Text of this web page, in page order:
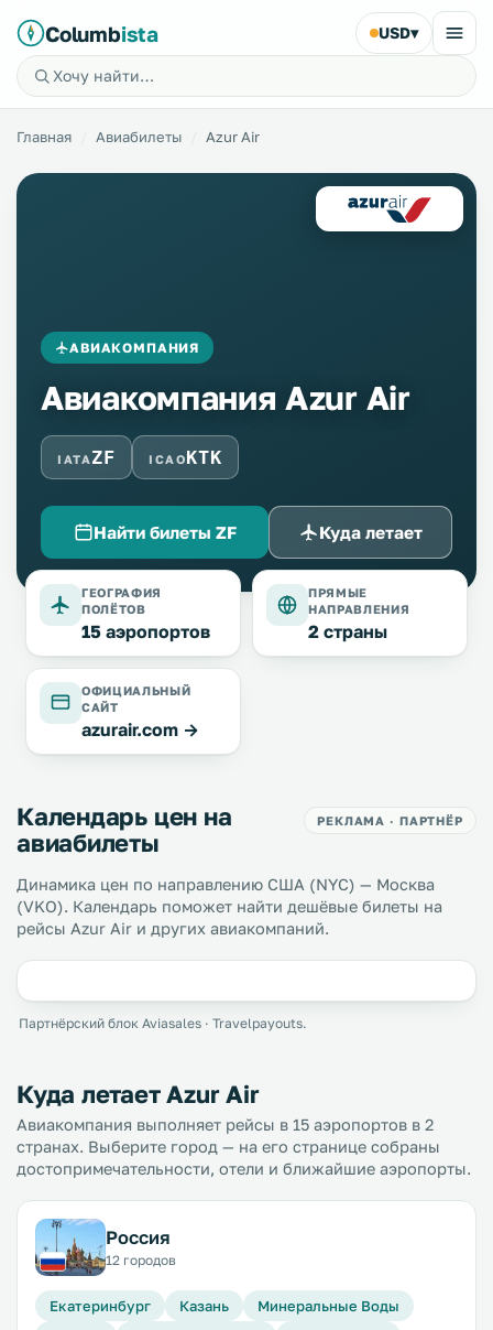
Columbista USD▾
Главная Авиабилеты Azur Air
АВИАКОМПАНИЯ
Авиакомпания Azur Air
IATA ZF ICAOKTK
Найти билеты ZF Куда летает
ГЕОГРАФИЯ
ПОЛЁТОВ
15 аэропортов
ПРЯМЫЕ
НАПРАВЛЕНИЯ
2 страны
ОФИЦИАЛЬНЫЙ
САЙТ
azurair.com →
Календарь цен на
авиабилеты
РЕКЛАМА · ПАРТНЁР
Динамика цен по направлению США (NYC) — Москва
(VKO). Календарь поможет найти дешёвые билеты на
рейсы Azur Air и других авиакомпаний.
Партнёрский блок Aviasales · Travelpayouts.
Куда летает Azur Air
Авиакомпания выполняет рейсы в 15 аэропортов в 2
странах. Выберите город — на его странице собраны
достопримечательности, отели и ближайшие аэропорты.
Россия
12 городов
Екатеринбург Казань
Минеральные Воды